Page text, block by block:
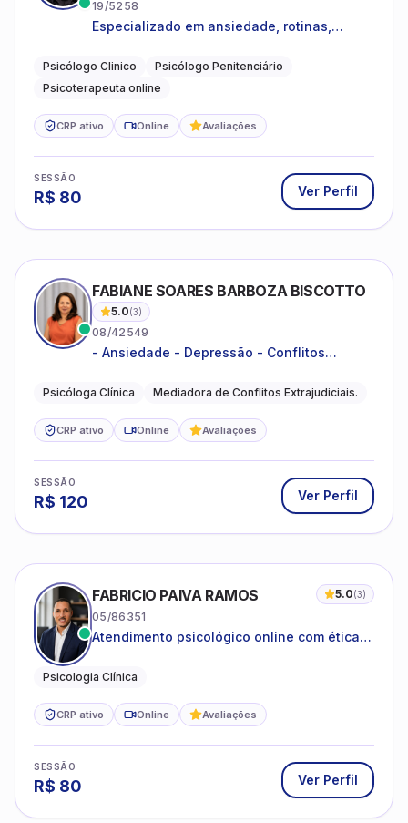
19/5258
Especializado em ansiedade, rotinas,
familiares e questões comportamentais.
Psicólogo Clinico
Psicólogo Penitenciário
Psicoterapeuta online
CRP ativo Online Avaliações
SESSÃO
R$ 80 Ver Perfil
FABIANE SOARES BARBOZA BISCOTTO
5.0(3)
08/42549
- Ansiedade - Depressão - Conflitos
relacionamentos - Autoestima -
Psicóloga Clínica Mediadora de Conflitos Extrajudiciais.
CRP ativo Online Avaliações
SESSÃO
R$ 120 Ver Perfil
FABRICIO PAIVA RAMOS 5.0(3)
05/86351
Atendimento psicológico online com ética,
Psicologia Clínica
CRP ativo Online Avaliações
SESSÃO
R$ 80 Ver Perfil